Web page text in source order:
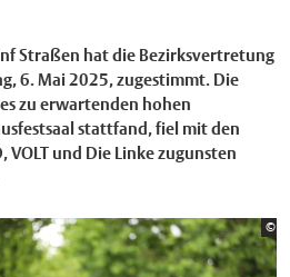
Straßen hat die Bezirksvertretung
6. Mai 2025, zugestimmt. Die
zu erwartenden hohen
stattfand, fiel mit den
VOLT und Die Linke zugunsten
©